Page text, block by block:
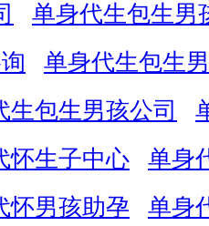
单身代生包生男
单身代生包生
生包生男孩公司
怀生子中心
单身
怀男孩助孕 单身